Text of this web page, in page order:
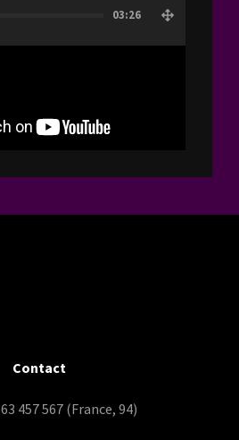
03:26
Contact
457 567 (France, 94)